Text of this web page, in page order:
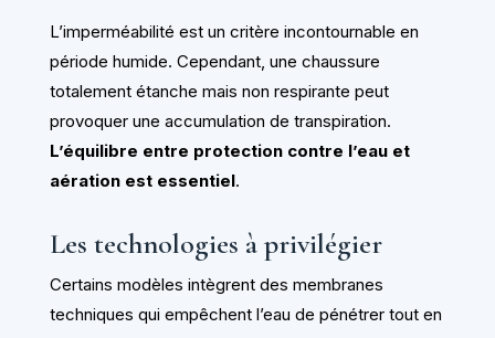
L’imperméabilité est un critère incontournable en
période humide. Cependant, une chaussure
totalement étanche mais non respirante peut
provoquer une accumulation de transpiration.
L’équilibre entre protection contre l’eau et
aération est essentiel.
Les technologies à privilégier
Certains modèles intègrent des membranes
techniques qui empêchent l’eau de pénétrer tout en